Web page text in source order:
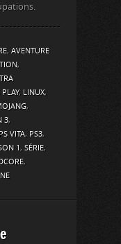
, AVENTURE
,
PLAY, LINUX,
,
3,
PS VITA, PS3,
1, SÉRIE,
,